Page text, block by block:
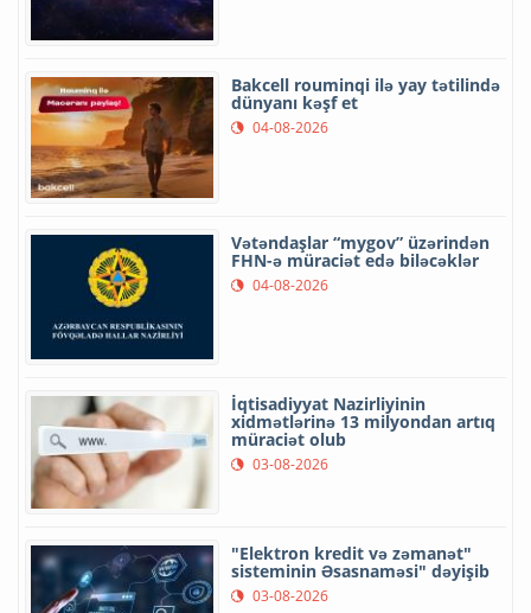
Bakcell rouminqi ilə yay tətilində
dünyanı kəşf et
04-08-2026
Vətəndaşlar “mygov” üzərindən
FHN-ə müraciət edə biləcəklər
04-08-2026
İqtisadiyyat Nazirliyinin
xidmətlərinə 13 milyondan artıq
müraciət olub
03-08-2026
"Elektron kredit və zəmanət"
sisteminin Əsasnaməsi" dəyişib
03-08-2026